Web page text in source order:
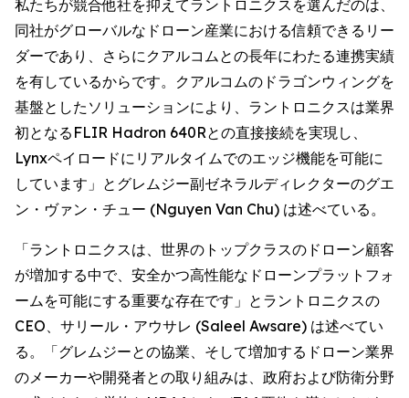
私たちが競合他社を抑えてラントロニクスを選んだのは、
同社がグローバルなドローン産業における信頼できるリー
ダーであり、さらにクアルコムとの長年にわたる連携実績
を有しているからです。クアルコムのドラゴンウィングを
基盤としたソリューションにより、ラントロニクスは業界
初となるFLIR Hadron 640Rとの直接接続を実現し、
Lynxペイロードにリアルタイムでのエッジ機能を可能に
しています」とグレムジー副ゼネラルディレクターのグエ
ン・ヴァン・チュー (Nguyen Van Chu) は述べている。
「ラントロニクスは、世界のトップクラスのドローン顧客
が増加する中で、安全かつ高性能なドローンプラットフォ
ームを可能にする重要な存在です」とラントロニクスの
CEO、サリール・アウサレ (Saleel Awsare) は述べてい
る。「グレムジーとの協業、そして増加するドローン業界
のメーカーや開発者との取り組みは、政府および防衛分野